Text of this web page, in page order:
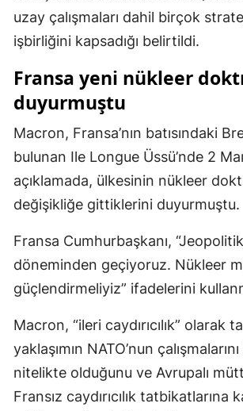
Sinop
Sivas
Tekirdağ
Trabzon
Tunceli
Şanlıurfa
Uşak
Van
Aksaray
Bayburt
uzay çalışmaları dahil birçok
işbirliğini kapsadığı belirtildi.
Fransa yeni nükleer
duyurmuştu
Macron, Fransa’nın batısındaki
bulunan Ile Longue Üssü’nde 2
açıklamada, ülkesinin nükleer
değişikliğe gittiklerini duyurmuştu.
Fransa Cumhurbaşkanı,
döneminden geçiyoruz. Nükleer
güçlendirmeliyiz” ifadelerini
Macron, “ileri caydırıcılık” olarak
yaklaşımın NATO’nun
nitelikte olduğunu ve Avrupalı
Fransız caydırıcılık tatbikatlarına